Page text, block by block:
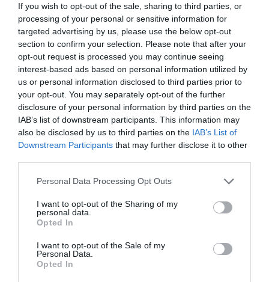
If you wish to opt-out of the sale, sharing to third parties, or
processing of your personal or sensitive information for
targeted advertising by us, please use the below opt-out
section to confirm your selection. Please note that after your
opt-out request is processed you may continue seeing
interest-based ads based on personal information utilized by
us or personal information disclosed to third parties prior to
your opt-out. You may separately opt-out of the further
disclosure of your personal information by third parties on the
IAB’s list of downstream participants. This information may
also be disclosed by us to third parties on the IAB’s List of
Downstream Participants that may further disclose it to other
Please note that this website/app uses one or more Google
not limited to your visit or usage behaviour. You may click to
grant or deny consent to Google and its third-party tags to
use your data for below specified purposes in below Google
consent section.
Personal Data Processing Opt Outs
I want to opt-out of the Sharing of my
personal data.
Opted In
I want to opt-out of the Sale of my
Personal Data.
Opted In
Adunk hozzá néhány csepp folyékony mosogatószeret,
hogy jobban tapadjon a növényekre.
Permetezzük a keveréket a gyomnövényekre.
4. Forró víz
A forró víz egy egyszerű, vegyszermentes módszer a
gyomnövények elpusztítására.
Hogyan használjuk:
Öntsünk forró vizet (nem forrásban lévő) a gyomokra.
más növényekre vagy a talajra, mivel ez károsíthatja
Összegzés
környezetbarátak és hatékonyak lehetnek a kert tisztán
és egészségesen tartásában.